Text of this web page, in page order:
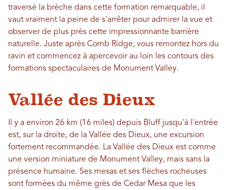
traversé la brèche dans cette formation remarquable, il
vaut vraiment la peine de s'arrêter pour admirer la vue et
observer de plus près cette impressionnante barrière
naturelle. Juste après Comb Ridge, vous remontez hors du
ravin et commencez à apercevoir au loin les contours des
formations spectaculaires de Monument Valley.
Vallée des Dieux
Il y a environ 26 km (16 miles) depuis Bluff jusqu'à l'entrée
est, sur la droite, de la Vallée des Dieux, une excursion
fortement recommandée. La Vallée des Dieux est comme
une version miniature de Monument Valley, mais sans la
présence humaine. Ses mesas et ses flèches rocheuses
sont formées du même grès de Cedar Mesa que les